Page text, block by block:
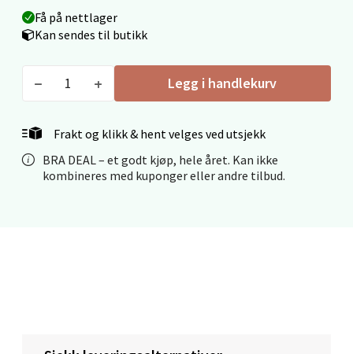
Få på nettlager
Kan sendes til butikk
Legg i handlekurv
Frakt og klikk & hent velges ved utsjekk
BRA DEAL – et godt kjøp, hele året. Kan ikke
kombineres med kuponger eller andre tilbud.
Stavanger og Sandnes - Thon
Senter Madla
Madlakrossen nr 9, 4042 Stavanger
0 i butikk